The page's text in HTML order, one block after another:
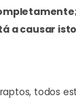
a causar
todos